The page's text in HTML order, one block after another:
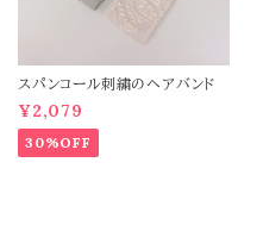
スパンコール刺繍のヘアバンド
¥2,079
30%OFF